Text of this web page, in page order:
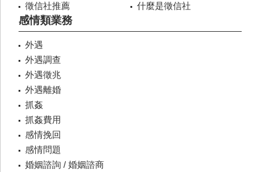
徵信社推薦
什麼是徵信社
感情類業務
外遇
外遇調查
外遇徵兆
外遇離婚
抓姦
抓姦費用
感情挽回
感情問題
婚姻諮詢 / 婚姻諮商